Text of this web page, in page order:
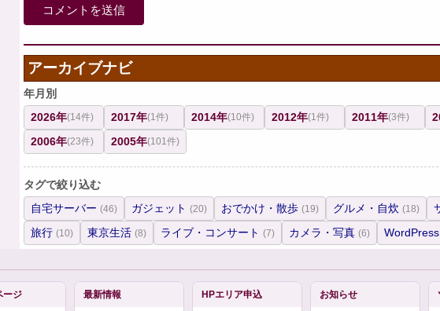
アーカイブナビ
年月別
2026年(14件) 2017年(1件) 2014年(10件) 2012年(1件) 2011年(3件)
2006年(23件) 2005年(101件)
タグで絞り込む
自宅サーバー (46) ガジェット (20) おでかけ・散歩 (19) グルメ・自炊 (18)
旅行 (10) 東京生活 (8) ライブ・コンサート (7) カメラ・写真 (6) WordPress
ージ 最新情報 HPエリア申込 お知らせ